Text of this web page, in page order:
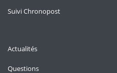
Suivi Chronopost
Actualités
Questions